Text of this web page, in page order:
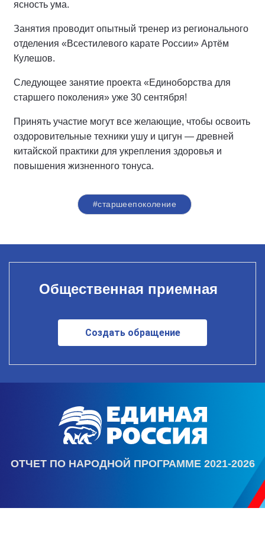
ясность ума.
Занятия проводит опытный тренер из регионального
отделения «Всестилевого карате России» Артём
Кулешов.
Следующее занятие проекта «Единоборства для
старшего поколения» уже 30 сентября!
Принять участие могут все желающие, чтобы освоить
оздоровительные техники ушу и цигун — древней
китайской практики для укрепления здоровья и
повышения жизненного тонуса.
#старшеепоколение
Общественная приемная
Создать обращение
ОТЧЕТ ПО НАРОДНОЙ ПРОГРАММЕ 2021-2026